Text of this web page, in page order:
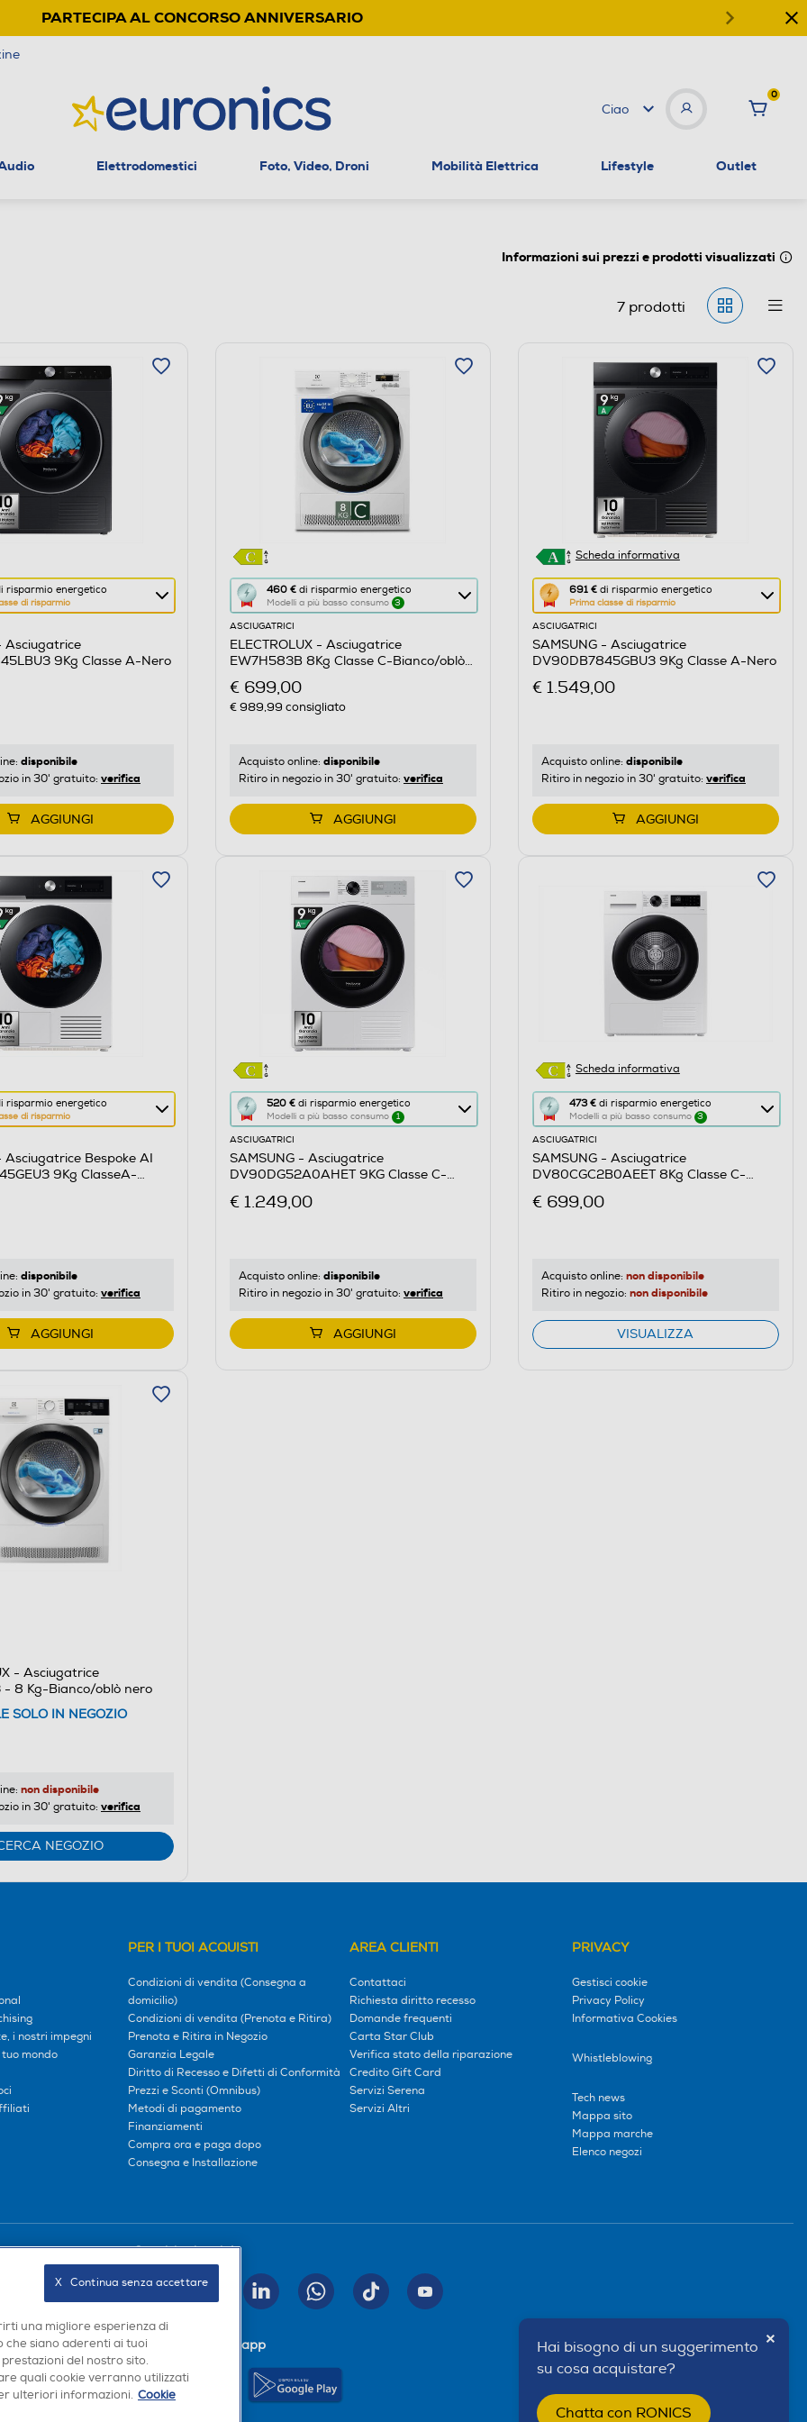
PARTECIPA AL CONCORSO ANNIVERSARIO
Ciao
0
Elettrodomestici Foto, Video, Droni Mobilità Elettrica Lifestyle Outlet
Informazioni sui prezzi e prodotti visualizzati
7prodotti
A+++
risparmio energetico
di risparmio
Asciugatrice
9Kg Classe A-Nero
disponibile
in 30' gratuito: verifica
AGGIUNGI
460 €di risparmio energetico
Modelli a più basso consumo 3
Questa
azione
aprirà
il
di
di
Youreko.
ASCIUGATRICI
ELECTROLUX - Asciugatrice
EW7H583B 8Kg Classe C-Bianco/oblò
€ 699,00
€ 989,99 consigliato
Acquisto online: disponibile
Ritiro in negozio in 30' gratuito: verifica
AGGIUNGI
Scheda informativa
691 €di risparmio energetico
Prima classe di risparmio
Questa
azione
aprirà
il
di
di
Youreko.
ASCIUGATRICI
SAMSUNG - Asciugatrice
DV90DB7845GBU3 9Kg Classe A-Nero
€ 1.549,00
Acquisto online: disponibile
Ritiro in negozio in 30' gratuito: verifica
AGGIUNGI
risparmio energetico
di risparmio
Asciugatrice Bespoke AI
9Kg ClasseA-
disponibile
in 30' gratuito: verifica
AGGIUNGI
520 €di risparmio energetico
Modelli a più basso consumo 1
Questa
azione
aprirà
il
di
di
Youreko.
ASCIUGATRICI
SAMSUNG - Asciugatrice
DV90DG52A0AHET 9KG Classe C-
€ 1.249,00
Acquisto online: disponibile
Ritiro in negozio in 30' gratuito: verifica
AGGIUNGI
Scheda informativa
473 €di risparmio energetico
Modelli a più basso consumo 3
Questa
azione
aprirà
il
di
di
Youreko.
ASCIUGATRICI
SAMSUNG - Asciugatrice
DV80CGC2B0AEET 8Kg Classe C-
€ 699,00
Acquisto online: non disponibile
Ritiro in negozio: non disponibile
VISUALIZZA
- Asciugatrice
- 8 Kg-Bianco/oblò nero
SOLO IN NEGOZIO
non disponibile
in 30' gratuito: verifica
NEGOZIO
×
Hai bisogno di un suggerimento
su cosa acquistare?
Chatta con RONICS
i nostri impegni
mondo
PER I TUOI ACQUISTI
Condizioni di vendita (Consegna a
domicilio)
Condizioni di vendita (Prenota e Ritira)
Prenota e Ritira in Negozio
Garanzia Legale
Diritto di Recesso e Difetti di Conformità
Prezzi e Sconti (Omnibus)
Metodi di pagamento
Finanziamenti
Compra ora e paga dopo
Consegna e Installazione
AREA CLIENTI
Contattaci
Richiesta diritto recesso
Domande frequenti
Carta Star Club
Verifica stato della riparazione
Credito Gift Card
Servizi Serena
Servizi Altri
PRIVACY
Gestisci cookie
Privacy Policy
Informativa Cookies
Whistleblowing
Tech news
Mappa sito
Mappa marche
Elenco negozi
Seguici sui social
Scarica la nostra app
una migliore esperienza di
che siano aderenti ai tuoi
del nostro sito.
quali cookie verranno utilizzati
ulteriori informazioni. Cookie
X   Continua senza accettare